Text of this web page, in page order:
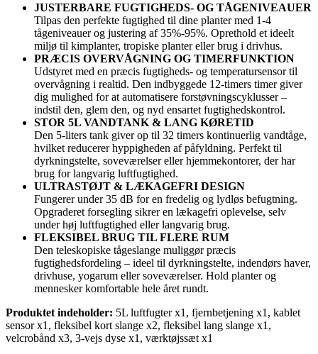
JUSTERBARE FUGTIGHEDS- OG TÅGENIVEAUER
Tilpas den perfekte fugtighed til dine planter med 1-4
tågeniveauer og justering af 35%-95%. Oprethold et ideelt
miljø til kimplanter, tropiske planter eller brug i drivhus.
PRÆCIS OVERVÅGNING OG TIMERFUNKTION
Udstyret med en præcis fugtigheds- og temperatursensor til
overvågning i realtid. Den indbyggede 12-timers timer giver
dig mulighed for at automatisere forstøvningscyklusser –
indstil den, glem den, og nyd ensartet fugtighedskontrol.
STOR 5L VANDTANK & LANG KØRETID
Den 5-liters tank giver op til 32 timers kontinuerlig vandtåge,
hvilket reducerer hyppigheden af ​​påfyldning. Perfekt til
dyrkningstelte, soveværelser eller hjemmekontorer, der har
brug for langvarig luftfugtighed.
ULTRASTØJT & LÆKAGEFRI DESIGN
Fungerer under 35 dB for en fredelig og lydløs befugtning.
Opgraderet forsegling sikrer en lækagefri oplevelse, selv
under høj luftfugtighed eller langvarig brug.
FLEKSIBEL BRUG TIL FLERE RUM
Den teleskopiske tågeslange muliggør præcis
fugtighedsfordeling – ideel til dyrkningstelte, indendørs haver,
drivhuse, yogarum eller soveværelser. Hold planter og
mennesker komfortable hele året rundt.
Produktet indeholder: 5L luftfugter x1, fjernbetjening x1, kablet
sensor x1, fleksibel kort slange x2, fleksibel lang slange x1,
velcrobånd x3, 3-vejs dyse x1, værktøjssæt x1